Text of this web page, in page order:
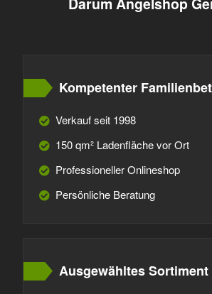
Kompetenter
Verkauf seit 1998
150 qm² Ladenfläche vor Ort
Professioneller Onlineshop
Persönliche Beratung
Ausgewähltes Sortiment